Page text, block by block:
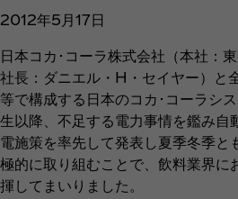
2012年5月17日
日本コカ･コーラ株式会社（本社：
社長：ダニエル・H・セイヤー）と
等で構成する日本のコカ･コーラシ
生以降、不足する電力事情を鑑み自
電施策を率先して発表し夏季冬季と
極的に取り組むことで、飲料業界に
揮してまいりました。